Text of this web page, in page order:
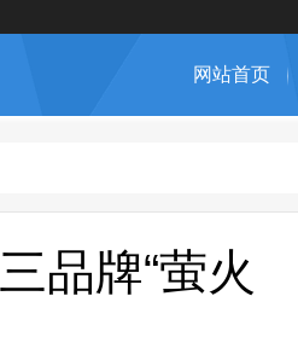
网站首页
品牌“萤火